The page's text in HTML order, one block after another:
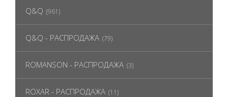
Q&Q (961)
Q&Q - РАСПРОДАЖА (79)
ROMANSON - РАСПРОДАЖА (3)
ROXAR - РАСПРОДАЖА (11)